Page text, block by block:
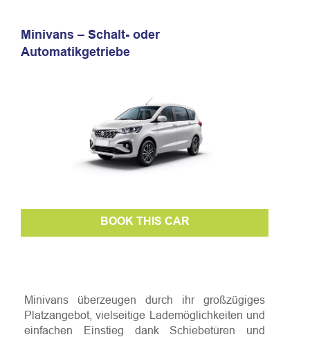
Minivans überzeugen durch ihr großzügiges
Platzangebot, vielseitige Lademöglichkeiten und
einfachen Einstieg dank Schiebetüren und
Minivans – Schalt- oder
Automatikgetriebe
BOOK THIS CAR